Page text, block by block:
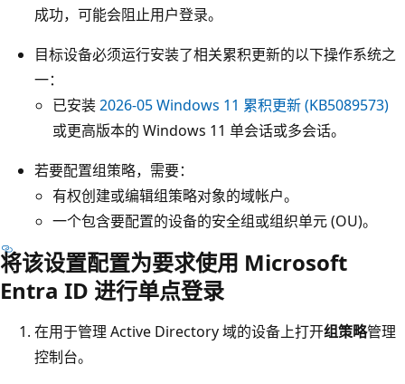
成功，可能会阻止用户登录。
目标设备必须运行安装了相关累积更新的以下操作系统之
一：
已安装2026-05 Windows 11 累积更新 (KB5089573)
或更高版本的 Windows 11 单会话或多会话。
若要配置组策略，需要：
有权创建或编辑组策略对象的域帐户。
一个包含要配置的设备的安全组或组织单元 (OU)。
将该设置配置为要求使用 Microsoft
Entra ID 进行单点登录
在用于管理 Active Directory 域的设备上打开组策略管理
控制台。